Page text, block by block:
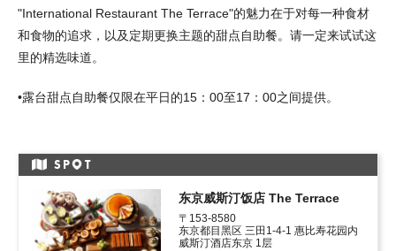
"International Restaurant The Terrace"的魅力在于对每一种食材
和食物的追求，以及定期更换主题的甜点自助餐。请一定来试试这
里的精选味道。
•露台甜点自助餐仅限在平日的15：00至17：00之间提供。
SP T
东京威斯汀饭店 The Terrace
〒153-8580
东京都目黑区 三田1-4-1 惠比寿花园内
威斯汀酒店东京 1层